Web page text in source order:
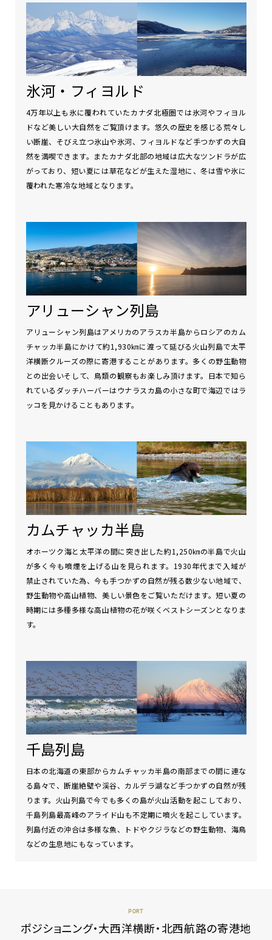
氷河・フィヨルド
4万年以上も氷に覆われていたカナダ北極圏では氷河やフィヨル
ドなど美しい大自然をご覧頂けます。悠久の歴史を感じる荒々し
い断崖、そびえ立つ氷山や氷河、フィヨルドなど手つかずの大自
然を満喫できます。またカナダ北部の地域は広大なツンドラが広
がっており、短い夏には草花などが生えた湿地に、冬は雪や氷に
覆われた寒冷な地域となります。
アリューシャン列島
アリューシャン列島はアメリカのアラスカ半島からロシアのカム
チャッカ半島にかけて約1,930㎞に渡って延びる火山列島で太平
洋横断クルーズの際に寄港することがあります。多くの野生動物
との出会いそして、鳥類の観察もお楽しみ頂けます。日本で知ら
れているダッチハーバーはウナラスカ島の小さな町で海辺ではラ
ッコを見かけることもあります。
カムチャッカ半島
オホーツク海と太平洋の間に突き出した約1,250㎞の半島で火山
が多く今も噴煙を上げる山を見られます。1930年代まで入域が
禁止されていた為、今も手つかずの自然が残る数少ない地域で、
野生動物や高山植物、美しい景色をご覧いただけます。短い夏の
時期には多種多様な高山植物の花が咲くベストシーズンとなりま
す。
千島列島
日本の北海道の東部からカムチャッカ半島の南部までの間に連な
る島々で、断崖絶壁や渓谷、カルデラ湖など手つかずの自然が残
ります。火山列島で今でも多くの島が火山活動を起こしており、
千島列島最高峰のアライド山も不定期に噴火を起こしています。
列島付近の沖合は多様な魚、トドやクジラなどの野生動物、海鳥
などの生息地にもなっています。
PORT
ポジショニング・大西洋横断・北西航路の寄港地